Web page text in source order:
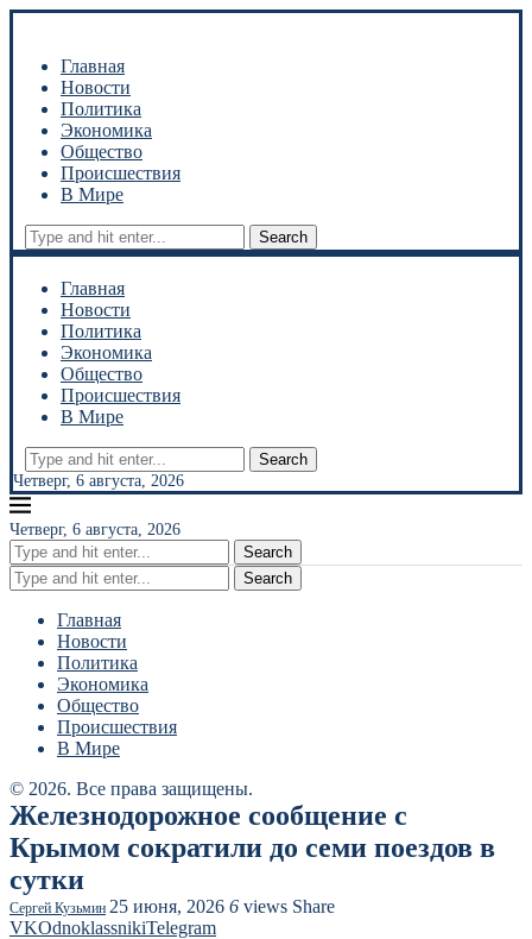
Главная
Новости
Политика
Экономика
Общество
Происшествия
В Мире
Search
Главная
Новости
Политика
Экономика
Общество
Происшествия
В Мире
Search
Четверг, 6 августа, 2026
Четверг, 6 августа, 2026
Search
Search
Главная
Новости
Политика
Экономика
Общество
Происшествия
В Мире
© 2026. Все права защищены.
Железнодорожное сообщение с
Крымом сократили до семи поездов в
сутки
Сергей Кузьмин 25 июня, 2026 6 views Share
VKOdnoklassnikiTelegram